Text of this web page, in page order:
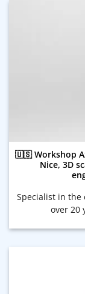
🇺🇸 Workshop
Nice, 3D
Specialist in
over 20